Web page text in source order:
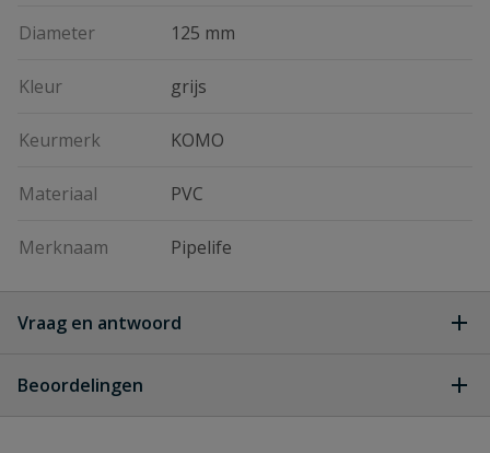
Diameter 125 mm
Kleur grijs
Keurmerk KOMO
Materiaal PVC
Merknaam Pipelife
Vraag en antwoord
Beoordelingen